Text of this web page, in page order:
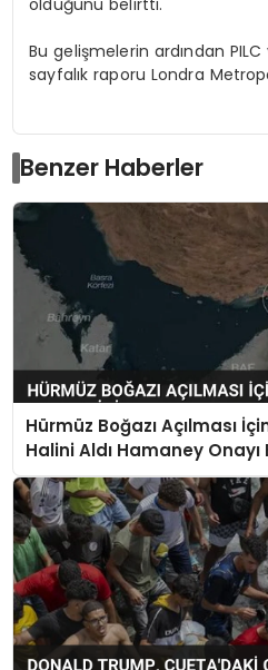
olduğunu belirtti.
Bu gelişmelerin ardından
sayfalık raporu Londra
Benzer Haberler
Hürmüz Boğazı Açılması
Halini Aldı Hamaney